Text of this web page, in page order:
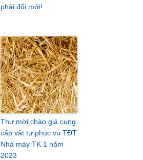
phải đổi mới!
Thư mời chào giá cung
cấp vật tư phục vụ TĐT
Nhà máy TK 1 năm
2023